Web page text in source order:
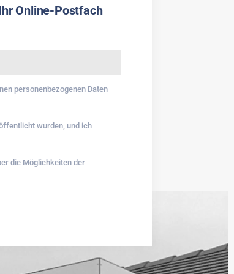
Online-Postfach
personenbezogenen Daten
wurden, und ich
die Möglichkeiten der